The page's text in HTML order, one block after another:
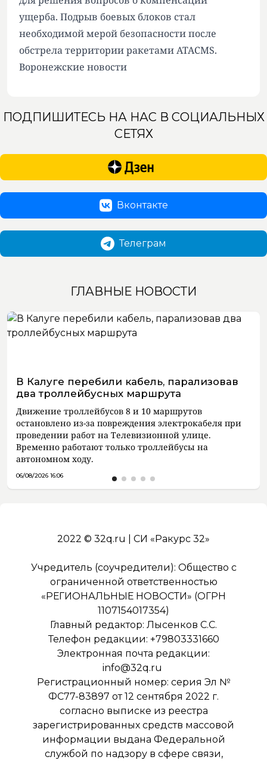
ущерба. Подрыв боевых блоков стал
необходимой мерой безопасности после
обстрела территории ракетами ATACMS.
Воронежские новости
ПОДПИШИТЕСЬ НА НАС В СОЦИАЛЬНЫХ
СЕТЯХ
Вконтакте
Телеграм
ГЛАВНЫЕ НОВОСТИ
В Калуге перебили кабель, парализовав
два троллейбусных маршрута
Движение троллейбусов 8 и 10 маршрутов
остановлено из-за повреждения электрокабеля при
проведении работ на Телевизионной улице.
Временно работают только троллейбусы на
автономном ходу.
06/08/2026 16:06
2022 © 32q.ru | СИ «Ракурс 32»
Учредитель (соучредители): Общество с
ограниченной ответственностью
«РЕГИОНАЛЬНЫЕ НОВОСТИ» (ОГРН
1107154017354)
Главный редактор: Лысенков С.С.
Телефон редакции: +79803331660
Электронная почта редакции:
info@32q.ru
Регистрационный номер: серия Эл №
ФС77-83897 от 12 сентября 2022 г.
согласно выписке из реестра
зарегистрированных средств массовой
информации выдана Федеральной
службой по надзору в сфере связи,